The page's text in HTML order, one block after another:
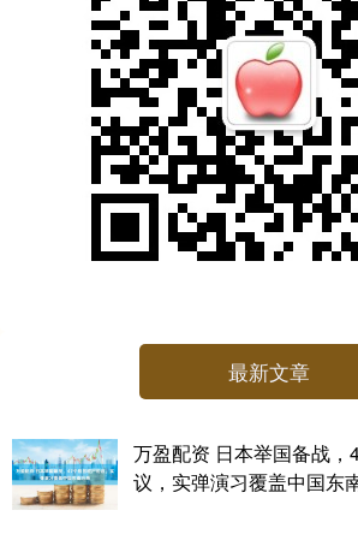
最新文章
万盈配资 日本举国备战，
议，实弹演习覆盖中国东